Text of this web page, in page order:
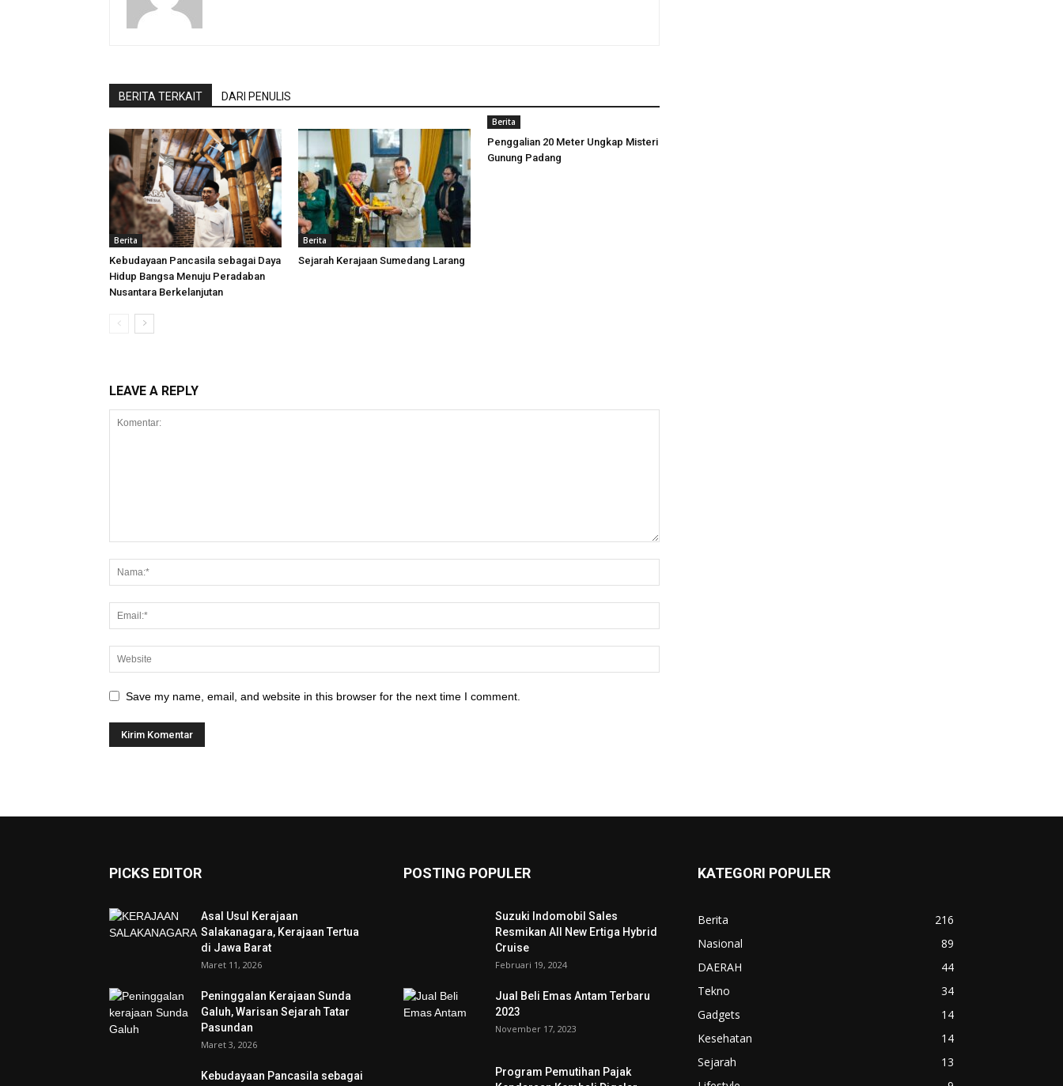
BERITA TERKAIT DARI PENULIS
Berita
Kebudayaan Pancasila sebagai Daya
Hidup Bangsa Menuju Peradaban
Nusantara Berkelanjutan
Berita
Sejarah Kerajaan Sumedang Larang
Berita
Penggalian 20 Meter Ungkap Misteri
Gunung Padang
LEAVE A REPLY
Save my name, email, and website in this browser for the next time I comment.
PICKS EDITOR
Asal Usul Kerajaan
Salakanagara, Kerajaan Tertua
di Jawa Barat
Maret 11, 2026
Peninggalan Kerajaan Sunda
Galuh, Warisan Sejarah Tatar
Pasundan
Maret 3, 2026
Kebudayaan Pancasila sebagai
POSTING POPULER
Suzuki Indomobil Sales
Resmikan All New Ertiga Hybrid
Cruise
Februari 19, 2024
Jual Beli Emas Antam Terbaru
2023
November 17, 2023
Program Pemutihan Pajak
KATEGORI POPULER
Berita
216
Nasional
89
DAERAH
44
Tekno
34
Gadgets
14
Kesehatan
14
Sejarah
13